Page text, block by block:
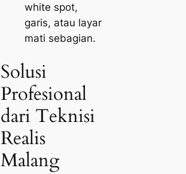
white spot,
garis, atau layar
mati sebagian.
Solusi
Profesional
dari Teknisi
Realis
Malang